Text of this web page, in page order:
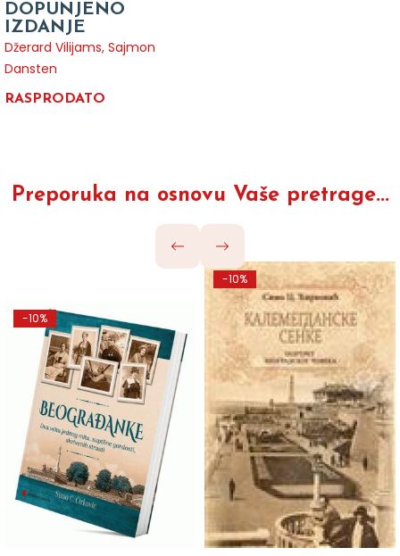
DOPUNJENO
IZDANJE
Džerard Vilijams, Sajmon
Dansten
RASPRODATO
Preporuka na osnovu Vaše pretrage...
-10%
-10%